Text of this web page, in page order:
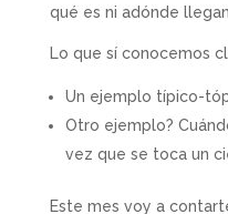
qué es ni adónde
Lo que sí conocemos
Un ejemplo típico-
Otro ejemplo?
vez que se toca un
Este mes voy a